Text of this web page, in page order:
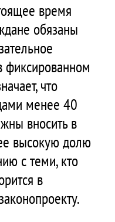
время
обязаны
фиксированном
что
менее 40
вносить в
высокую долю
с теми, кто
в